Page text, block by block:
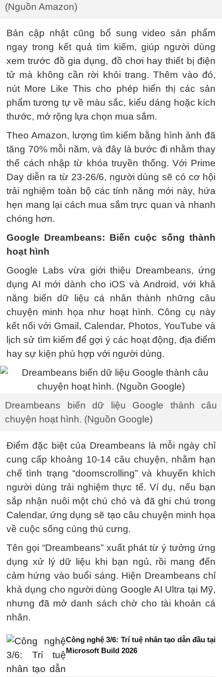
(Nguồn Amazon)
Bản cập nhật cũng bổ sung video sản phẩm
ngay trong kết quả tìm kiếm, giúp người dùng
xem trước đồ gia dụng, đồ chơi hay thiết bị điện
tử mà không cần rời khỏi trang. Thêm vào đó,
nút More Like This cho phép hiển thị các sản
phẩm tương tự về màu sắc, kiểu dáng hoặc kích
thước, mở rộng lựa chọn mua sắm.
Theo Amazon, lượng tìm kiếm bằng hình ảnh đã
tăng 70% mỗi năm, và đây là bước đi nhằm thay
thế cách nhập từ khóa truyền thống. Với Prime
Day diễn ra từ 23-26/6, người dùng sẽ có cơ hội
trải nghiệm toàn bộ các tính năng mới này, hứa
hẹn mang lại cách mua sắm trực quan và nhanh
chóng hơn.
Google Dreambeans: Biến cuộc sống thành
hoạt hình
Google Labs vừa giới thiệu Dreambeans, ứng
dụng AI mới dành cho iOS và Android, với khả
năng biến dữ liệu cá nhân thành những câu
chuyện minh họa như hoạt hình. Công cụ này
kết nối với Gmail, Calendar, Photos, YouTube và
lịch sử tìm kiếm để gợi ý các hoạt động, địa điểm
hay sự kiện phù hợp với người dùng.
Dreambeans biến dữ liệu Google thành câu
chuyện hoạt hình. (Nguồn Google)
Điểm đặc biệt của Dreambeans là mỗi ngày chỉ
cung cấp khoảng 10-14 câu chuyện, nhằm hạn
chế tình trạng “doomscrolling” và khuyến khích
người dùng trải nghiệm thực tế. Ví dụ, nếu bạn
sắp nhận nuôi một chú chó và đã ghi chú trong
Calendar, ứng dụng sẽ tạo câu chuyện minh họa
về cuộc sống cùng thú cưng.
Tên gọi “Dreambeans” xuất phát từ ý tưởng ứng
dụng xử lý dữ liệu khi bạn ngủ, rồi mang đến
cảm hứng vào buổi sáng. Hiện Dreambeans chỉ
khả dụng cho người dùng Google AI Ultra tại Mỹ,
nhưng đã mở danh sách chờ cho tài khoản cá
nhân.
Công nghệ 3/6: Trí tuệ nhân tạo dẫn đầu tại
Microsoft Build 2026